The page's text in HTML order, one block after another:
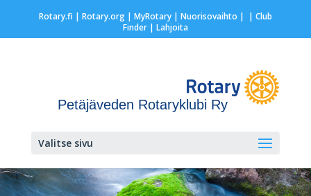
Rotary.fi | Rotary.org| MyRotary | Nuorisovaihto | | Club
Finder| Lahjoita
Petäjäveden Rotaryklubi Ry
Valitse sivu